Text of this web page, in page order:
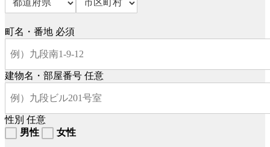
町名・番地 必須
建物名・部屋番号 任意
性別 任意
男性
女性